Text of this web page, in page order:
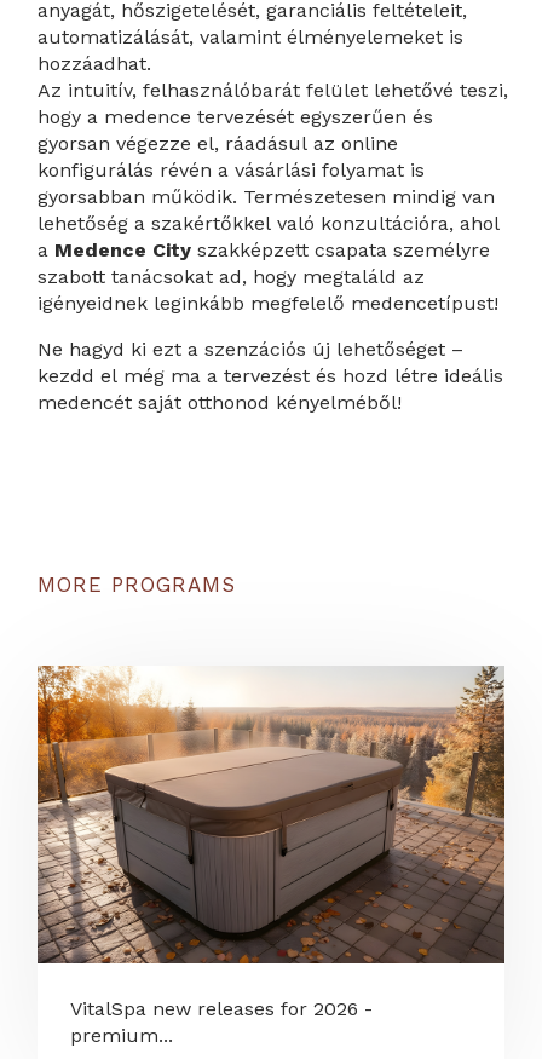
anyagát, hőszigetelését, garanciális feltételeit,
automatizálását, valamint élményelemeket is
hozzáadhat.
Az intuitív, felhasználóbarát felület lehetővé teszi,
hogy a medence tervezését egyszerűen és
gyorsan végezze el, ráadásul az online
konfigurálás révén a vásárlási folyamat is
gyorsabban működik. Természetesen mindig van
lehetőség a szakértőkkel való konzultációra, ahol
a Medence City szakképzett csapata személyre
szabott tanácsokat ad, hogy megtaláld az
igényeidnek leginkább megfelelő medencetípust!
Ne hagyd ki ezt a szenzációs új lehetőséget –
kezdd el még ma a tervezést és hozd létre ideális
medencét saját otthonod kényelméből!
MORE PROGRAMS
VitalSpa new releases for 2026 -
premium...